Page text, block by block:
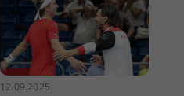
12.09.2025